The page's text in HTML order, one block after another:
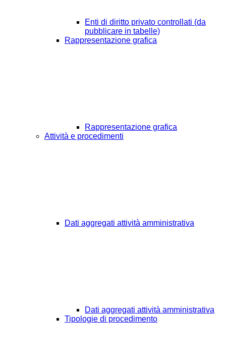
Enti di diritto privato controllati (da
pubblicare in tabelle)
Rappresentazione grafica
Rappresentazione grafica
Attività e procedimenti
Dati aggregati attività amministrativa
Dati aggregati attività amministrativa
Tipologie di procedimento